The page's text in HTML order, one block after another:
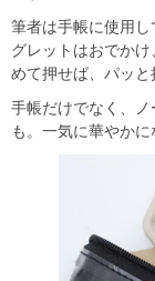
筆者は手帳に使用
グレットはおでか
めて押せば、パッと
手帳だけでなく、
も。一気に華やか